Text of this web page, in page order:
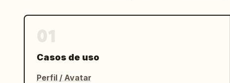
Casos de uso
Perfil / Avatar